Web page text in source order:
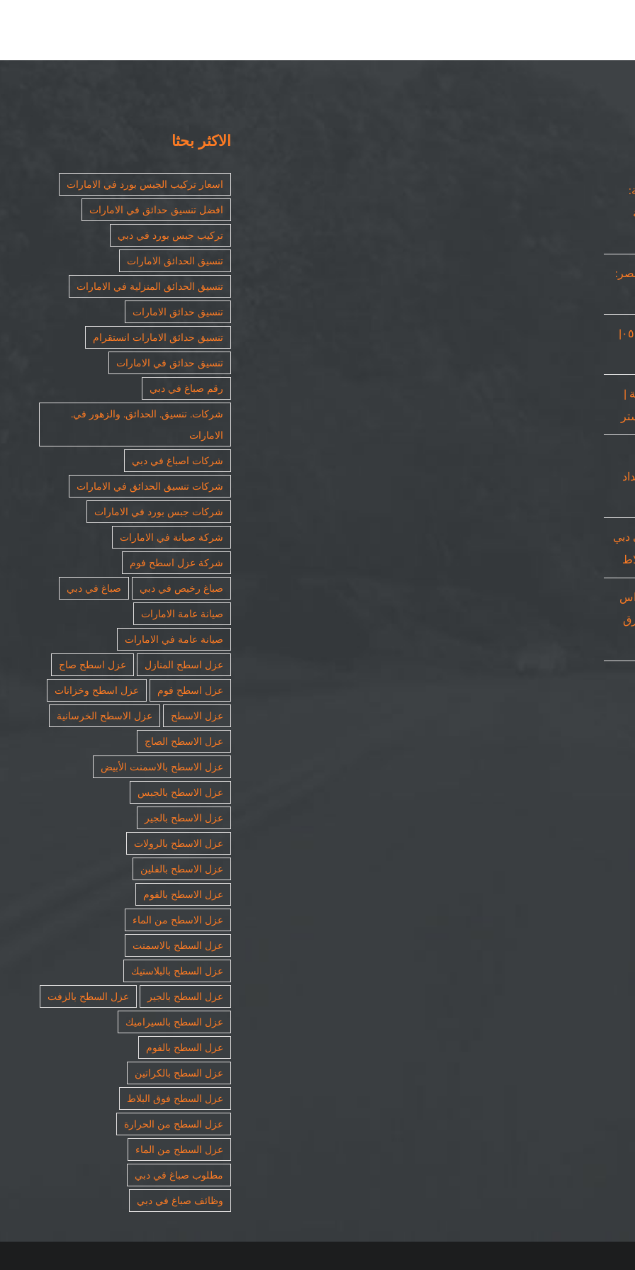
نجار في دبي |٠٥٠٨٦٩٠٥٦٧|
|
دبي
ورق
الاكثر بحثا
اسعار تركيب الجبس بورد في الامارات
افضل تنسيق حدائق في الامارات
تركيب جبس بورد في دبي
تنسيق الحدائق الامارات
تنسيق الحدائق المنزلية في الامارات
تنسيق حدائق الامارات
تنسيق حدائق الامارات انستقرام
تنسيق حدائق في الامارات
رقم صباغ في دبي
شركات. تنسيق. الحدائق. والزهور في.
الامارات
شركات اصباغ في دبي
شركات تنسيق الحدائق في الامارات
شركات جبس بورد في الامارات
شركة صيانة في الامارات
شركة عزل اسطح فوم
صباغ رخيص في دبي
صباغ في دبي
صيانة عامة الامارات
صيانة عامة في الامارات
عزل اسطح المنازل
عزل اسطح صاج
عزل اسطح فوم
عزل اسطح وخزانات
عزل الاسطح
عزل الاسطح الخرسانية
عزل الاسطح الصاج
عزل الاسطح بالاسمنت الأبيض
عزل الاسطح بالجبس
عزل الاسطح بالجير
عزل الاسطح بالرولات
عزل الاسطح بالفلين
عزل الاسطح بالفوم
عزل الاسطح من الماء
عزل السطح بالاسمنت
عزل السطح بالبلاستيك
عزل السطح بالجير
عزل السطح بالزفت
عزل السطح بالسيراميك
عزل السطح بالفوم
عزل السطح بالكراتين
عزل السطح فوق البلاط
عزل السطح من الحرارة
عزل السطح من الماء
مطلوب صباغ في دبي
وظائف صباغ في دبي